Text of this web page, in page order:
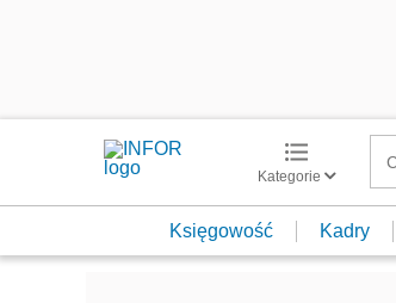
Kategorie
Księgowość Kadry